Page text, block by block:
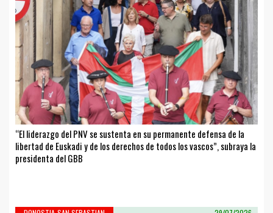
“El liderazgo del PNV se sustenta en su permanente defensa de la
libertad de Euskadi y de los derechos de todos los vascos”, subraya la
presidenta del GBB